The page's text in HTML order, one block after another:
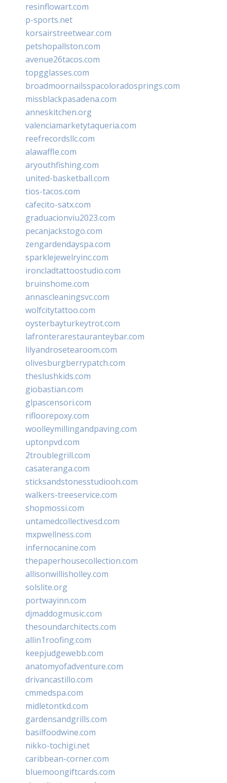
resinflowart.com
p-sports.net
korsairstreetwear.com
petshopallston.com
avenue26tacos.com
topgglasses.com
broadmoornailsspacoloradosprings.com
missblackpasadena.com
anneskitchen.org
valenciamarketytaqueria.com
reefrecordsllc.com
alawaffle.com
aryouthfishing.com
united-basketball.com
tios-tacos.com
cafecito-satx.com
graduacionviu2023.com
pecanjackstogo.com
zengardendayspa.com
sparklejewelryinc.com
ironcladtattoostudio.com
bruinshome.com
annascleaningsvc.com
wolfcitytattoo.com
oysterbayturkeytrot.com
lafronterarestauranteybar.com
lilyandrosetearoom.com
olivesburgberrypatch.com
theslushkids.com
giobastian.com
glpascensori.com
rifloorepoxy.com
woolleymillingandpaving.com
uptonpvd.com
2troublegrill.com
casateranga.com
sticksandstonesstudiooh.com
walkers-treeservice.com
shopmossi.com
untamedcollectivesd.com
mxpwellness.com
infernocanine.com
thepaperhousecollection.com
allisonwillisholley.com
solslite.org
portwayinn.com
djmaddogmusic.com
thesoundarchitects.com
allin1roofing.com
keepjudgewebb.com
anatomyofadventure.com
drivancastillo.com
cmmedspa.com
midletontkd.com
gardensandgrills.com
basilfoodwine.com
nikko-tochigi.net
caribbean-corner.com
bluemoongiftcards.com